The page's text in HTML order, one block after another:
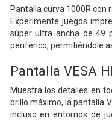
Pantalla curva 1000R con
Experimente juegos
súper ultra ancha de 49
periférico, permitiéndole
Pantalla VESA
Muestra los detalles en
brillo máximo, la pantalla
incluso en entornos de